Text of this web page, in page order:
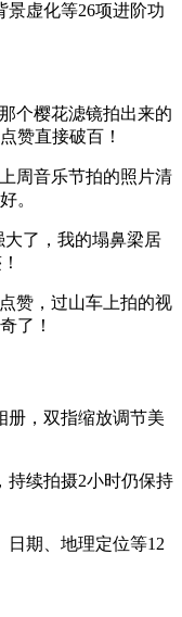
景虚化等26项进阶功
个樱花滤镜拍出来的
赞直接破百！
周音乐节拍的照片清
。
大了，我的塌鼻梁居
赞，过山车上拍的视
了！
册，双指缩放调节美
持续拍摄2小时仍保持
日期、地理定位等12